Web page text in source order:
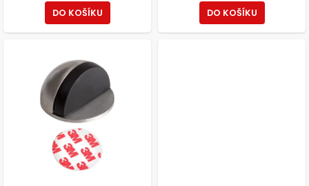
DO KOŠÍKU DO KOŠÍKU